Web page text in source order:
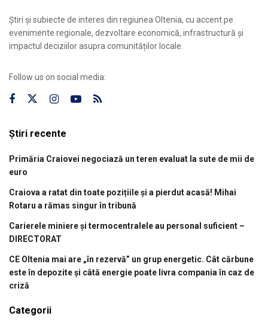
Știri și subiecte de interes din regiunea Oltenia, cu accent pe
evenimente regionale, dezvoltare economică, infrastructură și
impactul deciziilor asupra comunităților locale.
Follow us on social media:
Știri recente
Primăria Craiovei negociază un teren evaluat la sute de mii de
euro
Craiova a ratat din toate pozițiile și a pierdut acasă! Mihai
Rotaru a rămas singur în tribună
Carierele miniere și termocentralele au personal suficient –
DIRECTORAT
CE Oltenia mai are „în rezervă” un grup energetic. Cât cărbune
este în depozite și câtă energie poate livra compania în caz de
criză
Categorii